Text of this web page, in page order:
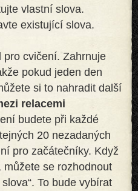
vlastní slova.
existující slova.
cvičení. Zahrnuje
pokud jeden den
si to nahradit další
relacemi
budete při každé
20 nezadaných
pro začátečníky. Když
se rozhodnout
To bude vybírat